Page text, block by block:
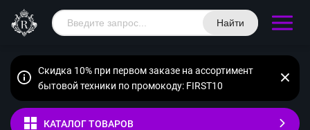
Найти
Скидка 10% при первом заказе на ассортимент
бытовой техники по промокоду: FIRST10
КАТАЛОГ ТОВАРОВ